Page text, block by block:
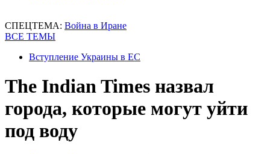
СПЕЦТЕМА: Война в Иране
ВСЕ ТЕМЫ
Вступление Украины в ЕС
The Indian Times назвал
города, которые могут уйти
под воду